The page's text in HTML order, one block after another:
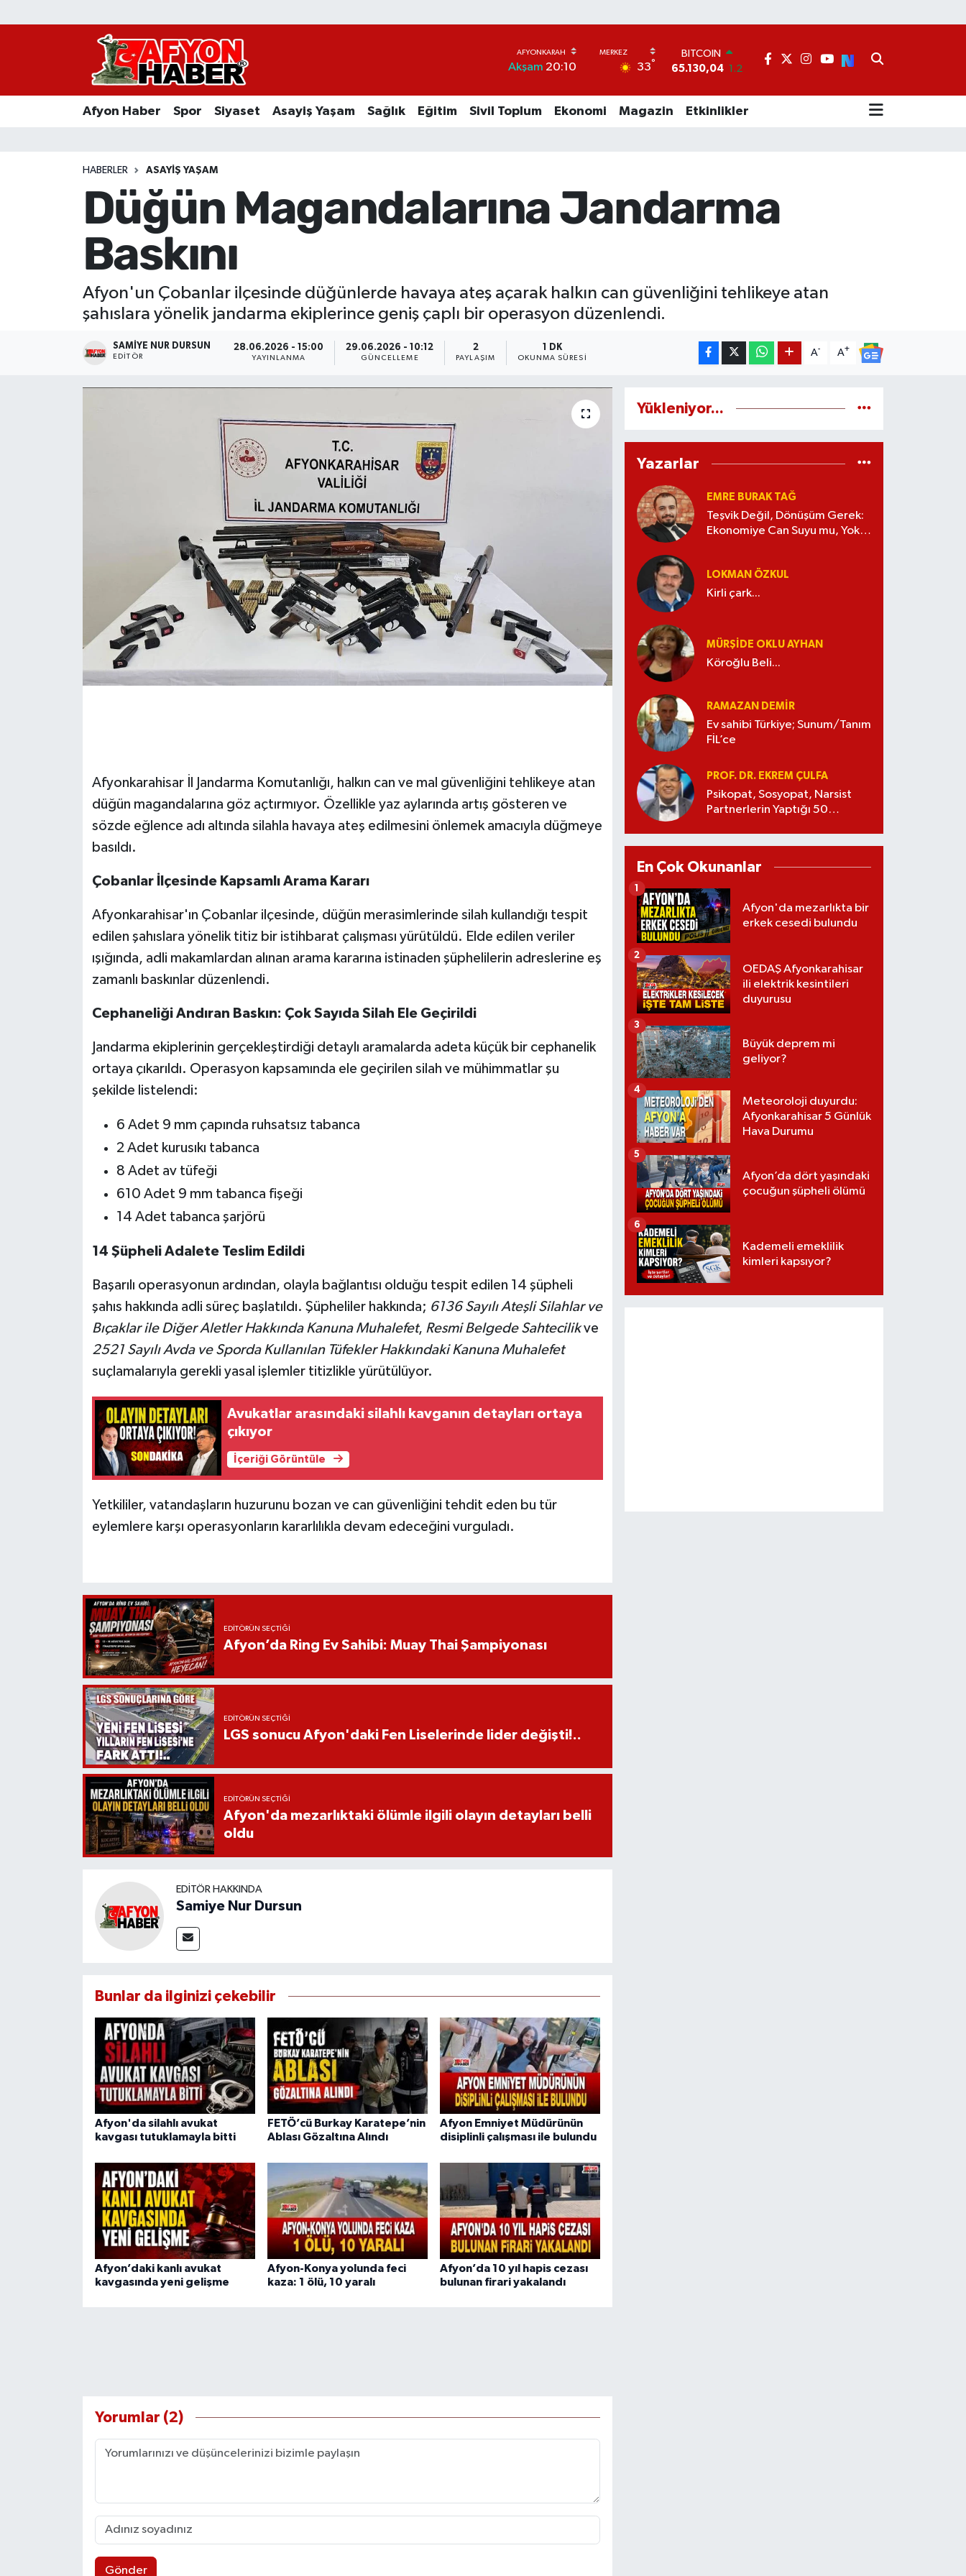
Akşam 20:10 33°
BITCOIN
DOLAR
47,7106 0.17
STERLİN
Afyon Haber Spor Siyaset Asayiş Yaşam Sağlık Eğitim Sivil Toplum Ekonomi Magazin Etkinlikler
HABERLER ASAYIŞ YAŞAM
Düğün Magandalarına Jandarma
Baskını
Afyon'un Çobanlar ilçesinde düğünlerde havaya ateş açarak halkın can güvenliğini tehlikeye atan
şahıslara yönelik jandarma ekiplerince geniş çaplı bir operasyon düzenlendi.
SAMIYE NUR DURSUN
EDITÖR
28.06.2026 - 15:00
YAYINLANMA
29.06.2026 - 10:12
GÜNCELLEME
2
PAYLAŞIM
1 DK
OKUNMA SÜRESI
A- A+
Afyonkarahisar İl Jandarma Komutanlığı, halkın can ve mal güvenliğini tehlikeye atan
düğün magandalarına göz açtırmıyor. Özellikle yaz aylarında artış gösteren ve
sözde eğlence adı altında silahla havaya ateş edilmesini önlemek amacıyla düğmeye
basıldı.
Çobanlar İlçesinde Kapsamlı Arama Kararı
Afyonkarahisar'ın Çobanlar ilçesinde, düğün merasimlerinde silah kullandığı tespit
edilen şahıslara yönelik titiz bir istihbarat çalışması yürütüldü. Elde edilen veriler
ışığında, adli makamlardan alınan arama kararına istinaden şüphelilerin adreslerine eş
zamanlı baskınlar düzenlendi.
Cephaneliği Andıran Baskın: Çok Sayıda Silah Ele Geçirildi
Jandarma ekiplerinin gerçekleştirdiği detaylı aramalarda adeta küçük bir cephanelik
ortaya çıkarıldı. Operasyon kapsamında ele geçirilen silah ve mühimmatlar şu
şekilde listelendi:
6 Adet 9 mm çapında ruhsatsız tabanca
2 Adet kurusıkı tabanca
8 Adet av tüfeği
610 Adet 9 mm tabanca fişeği
14 Adet tabanca şarjörü
14 Şüpheli Adalete Teslim Edildi
Başarılı operasyonun ardından, olayla bağlantısı olduğu tespit edilen 14 şüpheli
şahıs hakkında adli süreç başlatıldı. Şüpheliler hakkında; 6136 Sayılı Ateşli Silahlar ve
Bıçaklar ile Diğer Aletler Hakkında Kanuna Muhalefet, Resmi Belgede Sahtecilikve
2521 Sayılı Avda ve Sporda Kullanılan Tüfekler Hakkındaki Kanuna Muhalefet
suçlamalarıyla gerekli yasal işlemler titizlikle yürütülüyor.
Avukatlar arasındaki silahlı kavganın detayları ortaya
çıkıyor
İçeriği Görüntüle
Yetkililer, vatandaşların huzurunu bozan ve can güvenliğini tehdit eden bu tür
eylemlere karşı operasyonların kararlılıkla devam edeceğini vurguladı.
EDITÖRÜN SEÇTIĞI
Afyon’da Ring Ev Sahibi: Muay Thai Şampiyonası
EDITÖRÜN SEÇTIĞI
LGS sonucu Afyon'daki Fen Liselerinde lider değişti!..
EDITÖRÜN SEÇTIĞI
Afyon'da mezarlıktaki ölümle ilgili olayın detayları belli
oldu
EDITÖR HAKKINDA
Samiye Nur Dursun
Bunlar da ilginizi çekebilir
Afyon'da silahlı avukat
kavgası tutuklamayla bitti
FETÖ’cü Burkay Karatepe’nin
Ablası Gözaltına Alındı
Afyon Emniyet Müdürünün
disiplinli çalışması ile bulundu
Afyon’daki kanlı avukat
kavgasında yeni gelişme
Afyon-Konya yolunda feci
kaza: 1 ölü, 10 yaralı
Afyon’da 10 yıl hapis cezası
bulunan firari yakalandı
Yorumlar (2)
Gönder
Yükleniyor...
Yazarlar
EMRE BURAK TAĞ
Teşvik Değil, Dönüşüm Gerek:
Ekonomiye Can Suyu mu, Yoksa
LOKMAN ÖZKUL
Kirli çark...
MÜRŞIDE OKLU AYHAN
Köroğlu Beli...
RAMAZAN DEMİR
Ev sahibi Türkiye; Sunum/Tanım
FİL’ce
PROF. DR. EKREM ÇULFA
Psikopat, Sosyopat, Narsist
Partnerlerin Yaptığı 50
En Çok Okunanlar
Afyon'da mezarlıkta bir
erkek cesedi bulundu
1
OEDAŞ Afyonkarahisar
ili elektrik kesintileri
duyurusu
2
Büyük deprem mi
geliyor?
3
Meteoroloji duyurdu:
Afyonkarahisar 5 Günlük
Hava Durumu
4
Afyon’da dört yaşındaki
çocuğun şüpheli ölümü
5
Kademeli emeklilik
kimleri kapsıyor?
6
Afyon Haber
Asayiş Yaşam
Ekonomi
Magazin